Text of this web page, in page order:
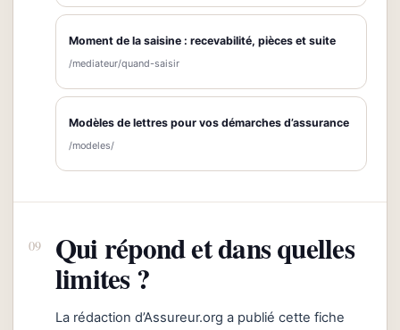
Moment de la saisine : recevabilité, pièces et suite
/mediateur/quand-saisir
Modèles de lettres pour vos démarches d’assurance
/modeles/
Qui répond et dans quelles
limites ?
La rédaction d’Assureur.org a publié cette fiche